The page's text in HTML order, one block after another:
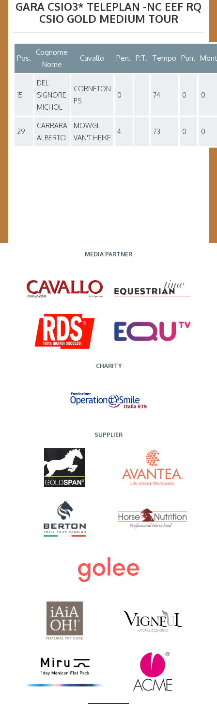
GARA CSIO3* TELEPLAN -NC EEF RQ
CSIO GOLD MEDIUM TOUR
Pos.
Cognome
Nome
Cavallo Pen. P.T. Tempo Pun.
15
DEL
SIGNORE
MICHOL
CORNETON
PS
0 74 0 0
29
CARRARA
ALBERTO
MOWGLI
VAN'T HEIKE
4 73 0 0
MEDIA PARTNER
CHARITY
SUPPLIER